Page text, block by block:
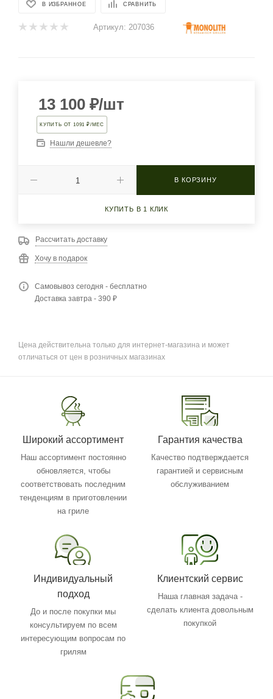
В ИЗБРАННОЕ СРАВНИТЬ
Артикул: 207036
13 100 ₽/шт
КУПИТЬ ОТ 1091 ₽/МЕС
Нашли дешевле?
В КОРЗИНУ
КУПИТЬ В 1 КЛИК
Рассчитать доставку
Хочу в подарок
Самовывоз сегодня - бесплатно
Доставка завтра - 390 ₽
Цена действительна только для интернет-магазина и может
отличаться от цен в розничных магазинах
Широкий ассортимент
Наш ассортимент постоянно
обновляется, чтобы
соответствовать последним
тенденциям в приготовлении
на гриле
Гарантия качества
Качество подтверждается
гарантией и сервисным
обслуживанием
Индивидуальный
подход
До и после покупки мы
консультируем по всем
интересующим вопросам по
грилям
Клиентский сервис
Наша главная задача -
сделать клиента довольным
покупкой